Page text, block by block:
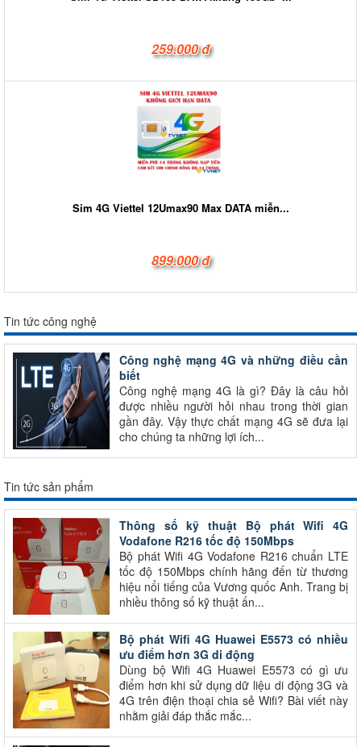
259.000 đ
Sim 4G Viettel 12Umax90 Max DATA miễn...
899.000 đ
Tin tức công nghệ
Công nghệ mạng 4G và những điều cần
biết
Công nghệ mạng 4G là gì? Đây là câu hỏi
được nhiều người hỏi nhau trong thời gian
gần đây. Vậy thực chất mạng 4G sẽ đưa lại
cho chúng ta những lợi ích...
Tin tức sản phẩm
Thông số kỹ thuật Bộ phát Wifi 4G
Vodafone R216 tốc độ 150Mbps
Bộ phát Wifi 4G Vodafone R216 chuẩn LTE
tốc độ 150Mbps chính hãng đến từ thương
hiệu nổi tiếng của Vương quốc Anh. Trang bị
nhiều thông số kỹ thuật ấn...
Bộ phát Wifi 4G Huawei E5573 có nhiều
ưu điểm hơn 3G di động
Dùng bộ Wifi 4G Huawei E5573 có gì ưu
điểm hơn khi sử dụng dữ liệu di động 3G và
4G trên điện thoại chia sẻ Wifi? Bài viết này
nhằm giải đáp thắc mắc...